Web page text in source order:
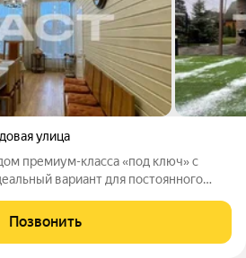
улица
премиум-класса «под ключ» с
вариант для постоянного
близком к новому. Всё готово
Позвонить